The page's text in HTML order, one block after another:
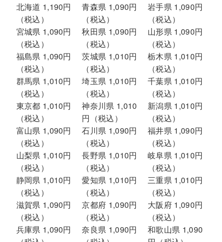
北海道 1,190円
（税込）
青森県 1,090円
（税込）
岩手県 1,090円
（税込）
宮城県 1,090円
（税込）
秋田県 1,090円
（税込）
山形県 1,090円
（税込）
福島県 1,090円
（税込）
茨城県 1,010円
（税込）
栃木県 1,010円
（税込）
群馬県 1,010円
（税込）
埼玉県 1,010円
（税込）
千葉県 1,010円
（税込）
東京都 1,010円
（税込）
神奈川県 1,010
円（税込）
新潟県 1,010円
（税込）
富山県 1,090円
（税込）
石川県 1,090円
（税込）
福井県 1,090円
（税込）
山梨県 1,010円
（税込）
長野県 1,010円
（税込）
岐阜県 1,010円
（税込）
静岡県 1,010円
（税込）
愛知県 1,010円
（税込）
三重県 1,010円
（税込）
滋賀県 1,090円
（税込）
京都府 1,090円
（税込）
大阪府 1,090円
（税込）
兵庫県 1,090円
奈良県 1,090円
和歌山県 1,090